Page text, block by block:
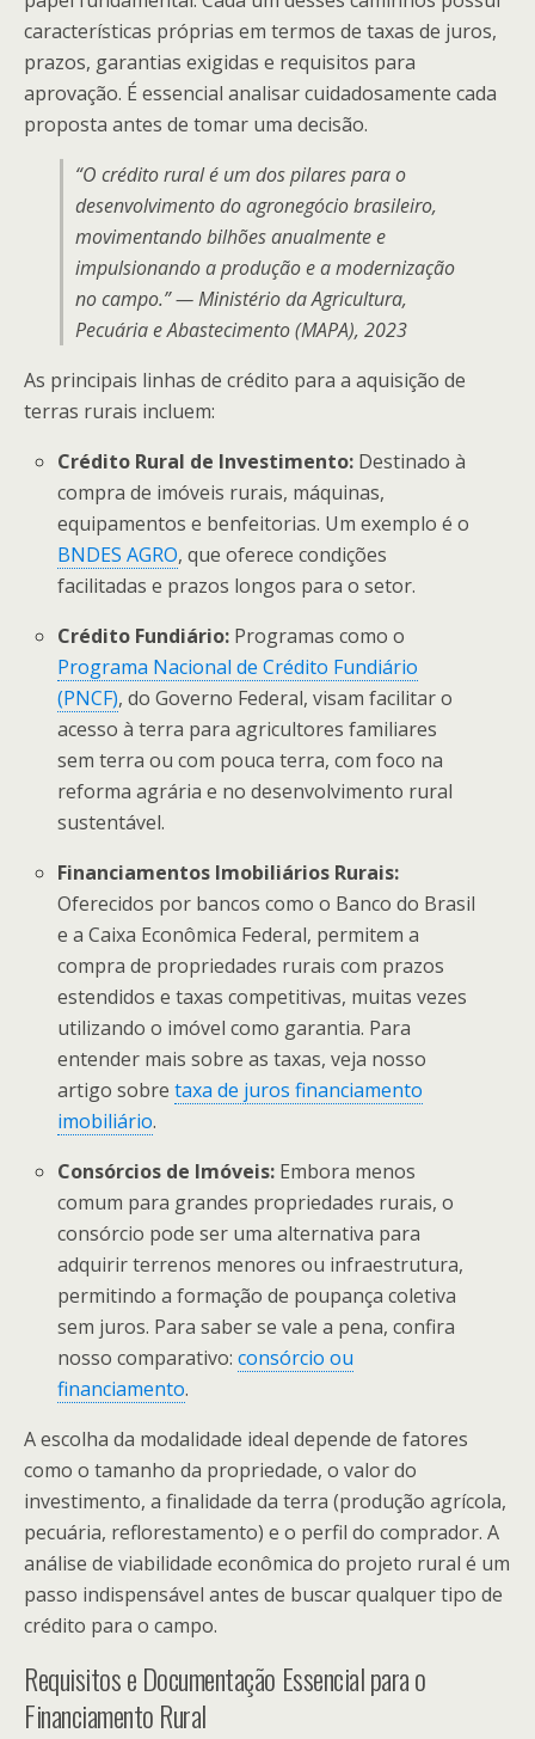
características próprias em termos de taxas de juros,
prazos, garantias exigidas e requisitos para
aprovação. É essencial analisar cuidadosamente cada
proposta antes de tomar uma decisão.
“O crédito rural é um dos pilares para o
desenvolvimento do agronegócio brasileiro,
movimentando bilhões anualmente e
impulsionando a produção e a modernização
no campo.” — Ministério da Agricultura,
Pecuária e Abastecimento (MAPA), 2023
As principais linhas de crédito para a aquisição de
terras rurais incluem:
Crédito Rural de Investimento: Destinado à
compra de imóveis rurais, máquinas,
equipamentos e benfeitorias. Um exemplo é o
BNDES AGRO, que oferece condições
facilitadas e prazos longos para o setor.
Crédito Fundiário: Programas como o
Programa Nacional de Crédito Fundiário
(PNCF), do Governo Federal, visam facilitar o
acesso à terra para agricultores familiares
sem terra ou com pouca terra, com foco na
reforma agrária e no desenvolvimento rural
sustentável.
Financiamentos Imobiliários Rurais:
Oferecidos por bancos como o Banco do Brasil
e a Caixa Econômica Federal, permitem a
compra de propriedades rurais com prazos
estendidos e taxas competitivas, muitas vezes
utilizando o imóvel como garantia. Para
entender mais sobre as taxas, veja nosso
artigo sobretaxa de juros financiamento
imobiliário.
Consórcios de Imóveis: Embora menos
comum para grandes propriedades rurais, o
consórcio pode ser uma alternativa para
adquirir terrenos menores ou infraestrutura,
permitindo a formação de poupança coletiva
sem juros. Para saber se vale a pena, confira
nosso comparativo:consórcio ou
financiamento.
A escolha da modalidade ideal depende de fatores
como o tamanho da propriedade, o valor do
investimento, a finalidade da terra (produção agrícola,
pecuária, reflorestamento) e o perfil do comprador. A
análise de viabilidade econômica do projeto rural é um
passo indispensável antes de buscar qualquer tipo de
crédito para o campo.
Requisitos e Documentação Essencial para o
Financiamento Rural